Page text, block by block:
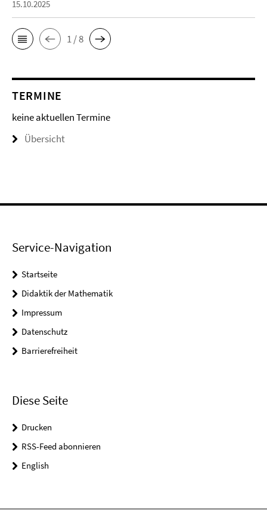
15.10.2025
1 / 8
TERMINE
keine aktuellen Termine
Übersicht
Service-Navigation
Startseite
Didaktik der Mathematik
Impressum
Datenschutz
Barrierefreiheit
Diese Seite
Drucken
RSS-Feed abonnieren
English